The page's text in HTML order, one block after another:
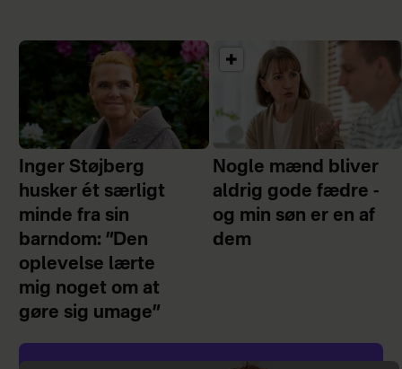
Inger Støjberg
husker ét særligt
minde fra sin
barndom: ”Den
oplevelse lærte
mig noget om at
gøre sig umage”
Nogle mænd bliver
aldrig gode fædre -
og min søn er en af
dem